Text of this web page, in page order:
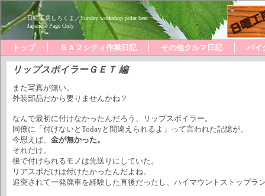
日曜工房しろくま／Sunday workshop polar bear
Japanese Page Only
トップ ＧＡ２シティ作業日記 その他クルマ日記 バイ
リップスポイラーＧＥＴ 編
また写真が無い。
外装部品だから要りませんかね？
なんで最初に付けなかったんだろう、リップスポイラー。
同僚に「付けないとTodayと間違えられるよ」って言われた記憶が。
今思えば、 金が無かった。
それだけ。
後で付けられるモノは先送りにしていた。
リアスポだけは付けたかったんだよね。
追突されて一発廃車を経験した直後だったし、ハイマウントストップラ